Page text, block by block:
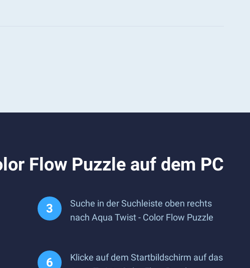
Flow Puzzle auf dem PC
Suche in der Suchleiste oben rechts
nach Aqua Twist - Color Flow Puzzle
Klicke auf dem Startbildschirm auf das